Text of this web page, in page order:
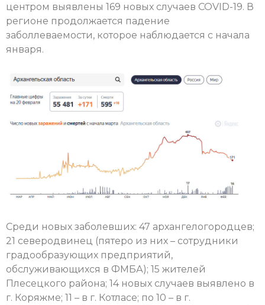
центром выявлены 169 новых случаев COVID-19. В
регионе продолжается падение
заболлеваемости, которое наблюдается с начала
января.
Среди новых заболевших: 47 архангелогородцев;
21 северодвинец (пятеро из них – сотрудники
градообразующих предприятий,
обслуживающихся в ФМБА); 15 жителей
Плесецкого района; 14 новых случаев выявлено в
г. Коряжме; 11 – в г. Котласе; по 10 – в г.